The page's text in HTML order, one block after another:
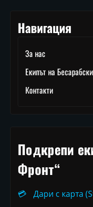
Навигация
За нас
Екипът на
Контакти
Подкрепи
Фронт“
💳 Дари с карта